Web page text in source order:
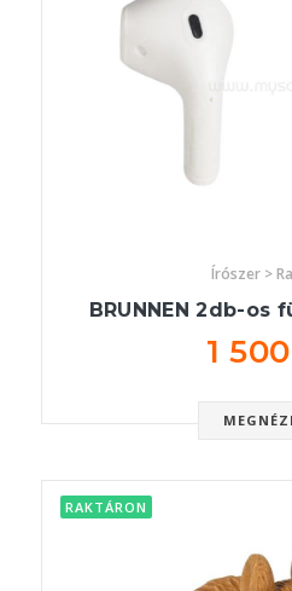
Írószer >
BRUNNEN 2db-
1
RAKTÁRON